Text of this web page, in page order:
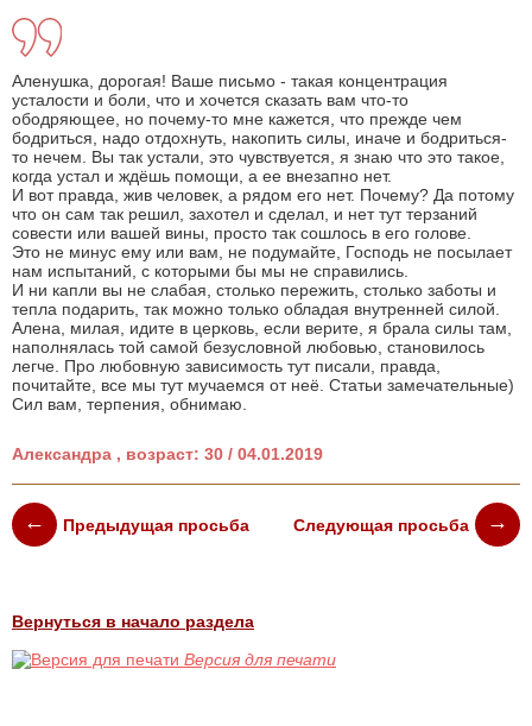
Аленушка, дорогая! Ваше письмо - такая концентрация
усталости и боли, что и хочется сказать вам что-то
ободряющее, но почему-то мне кажется, что прежде чем
бодриться, надо отдохнуть, накопить силы, иначе и бодриться-
то нечем. Вы так устали, это чувствуется, я знаю что это такое,
когда устал и ждёшь помощи, а ее внезапно нет.
И вот правда, жив человек, а рядом его нет. Почему? Да потому
что он сам так решил, захотел и сделал, и нет тут терзаний
совести или вашей вины, просто так сошлось в его голове.
Это не минус ему или вам, не подумайте, Господь не посылает
нам испытаний, с которыми бы мы не справились.
И ни капли вы не слабая, столько пережить, столько заботы и
тепла подарить, так можно только обладая внутренней силой.
Алена, милая, идите в церковь, если верите, я брала силы там,
наполнялась той самой безусловной любовью, становилось
легче. Про любовную зависимость тут писали, правда,
почитайте, все мы тут мучаемся от неё. Статьи замечательные)
Сил вам, терпения, обнимаю.
Александра , возраст: 30 / 04.01.2019
Предыдущая просьба Следующая просьба
Вернуться в начало раздела
Версия для печати